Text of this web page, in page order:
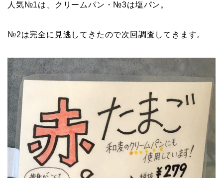
人気№1は、クリームパン・№3は塩パン。
№2は完全に見逃してきたので次回調査してきます。